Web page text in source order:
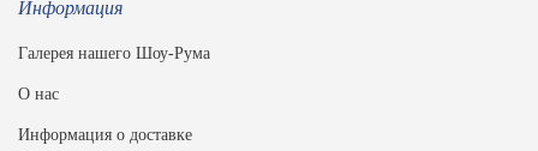
Информация
Галерея нашего Шоу-Рума
О нас
Информация о доставке